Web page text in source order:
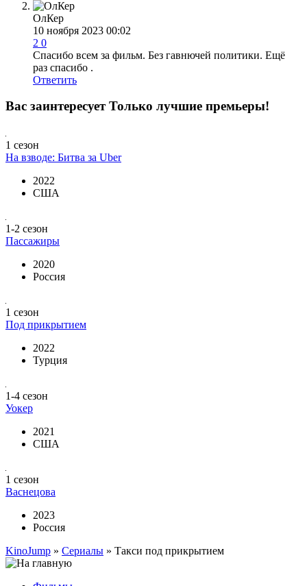
ОлКер
10 ноября 2023 00:02
2 0
Спасибо всем за фильм. Без гавнючей политики. Ещё
раз спасибо .
Ответить
Вас заинтересуетТолько лучшие премьеры!
1 сезон
На взводе: Битва за Uber
2022
США
1-2 сезон
Пассажиры
2020
Россия
1 сезон
Под прикрытием
2022
Турция
1-4 сезон
Уокер
2021
США
1 сезон
Васнецова
2023
Россия
KinoJump » Сериалы » Такси под прикрытием